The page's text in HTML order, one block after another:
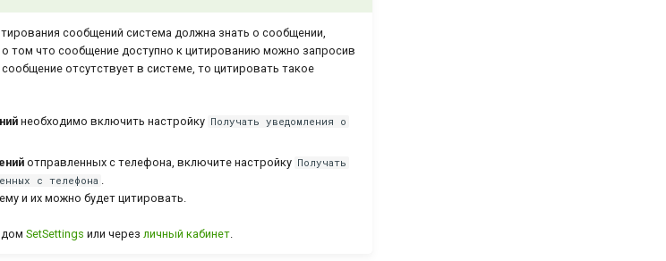
сообщений система должна знать о сообщении,
том что сообщение доступно к цитированию можно запросив
сообщение отсутствует в системе, то цитировать такое
необходимо включить настройку Получать уведомления о
отправленных с телефона, включите настройку Получать
с телефона .
и их можно будет цитировать.
SetSettings или через личный кабинет